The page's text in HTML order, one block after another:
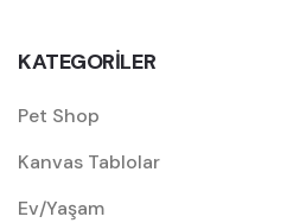
KATEGORİLER
Pet Shop
Kanvas Tablolar
Ev/Yaşam